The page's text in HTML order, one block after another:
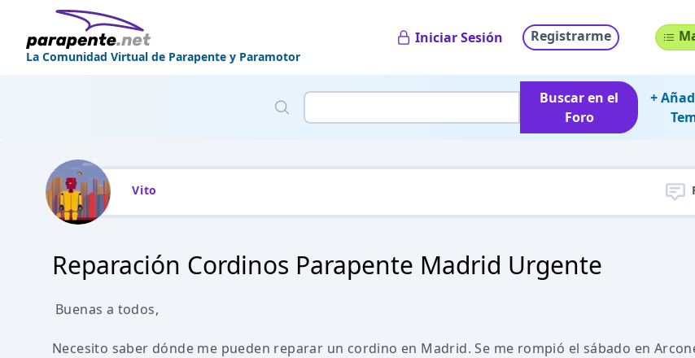
La Comunidad Virtual de Parapente y Paramotor
Iniciar Sesión Registrarme
Buscar en el
Foro
+
Vito
Reparación Cordinos Parapente Madrid Urgente
Buenas a todos,
Necesito saber dónde me pueden reparar un cordino en Madrid. Se me rompió el sábado en